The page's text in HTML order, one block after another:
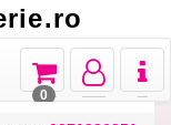
Toggle
Toggle
navigation
Toggle
navigation
0